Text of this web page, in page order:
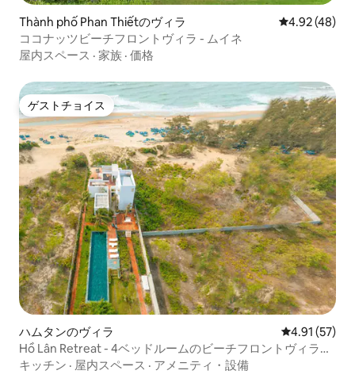
Thành phố Phan Thiếtのヴィラ レビュー48
4.92 (48)
ココナッツビーチフロントヴィラ - ムイネ
屋内スペース · 家族 · 価格
ゲストチョイス
ゲストチョイス
ハムタンのヴィラ レビュー57
4.91 (57)
Hồ Lân Retreat - 4ベッドルームのビーチフロントヴィラ、
専用プール
キッチン · 屋内スペース · アメニティ・設備